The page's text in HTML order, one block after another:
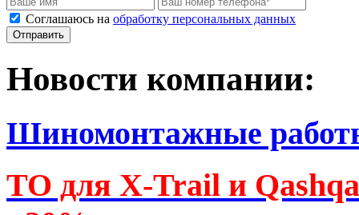
Соглашаюсь на обработку персональных данных
Новости компании:
Шиномонтажные
ТО для X-Trail и